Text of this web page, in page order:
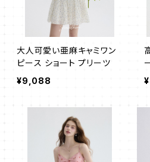
大人可愛い亜麻キャミワン
ピース ショート プリーツ
¥9,088